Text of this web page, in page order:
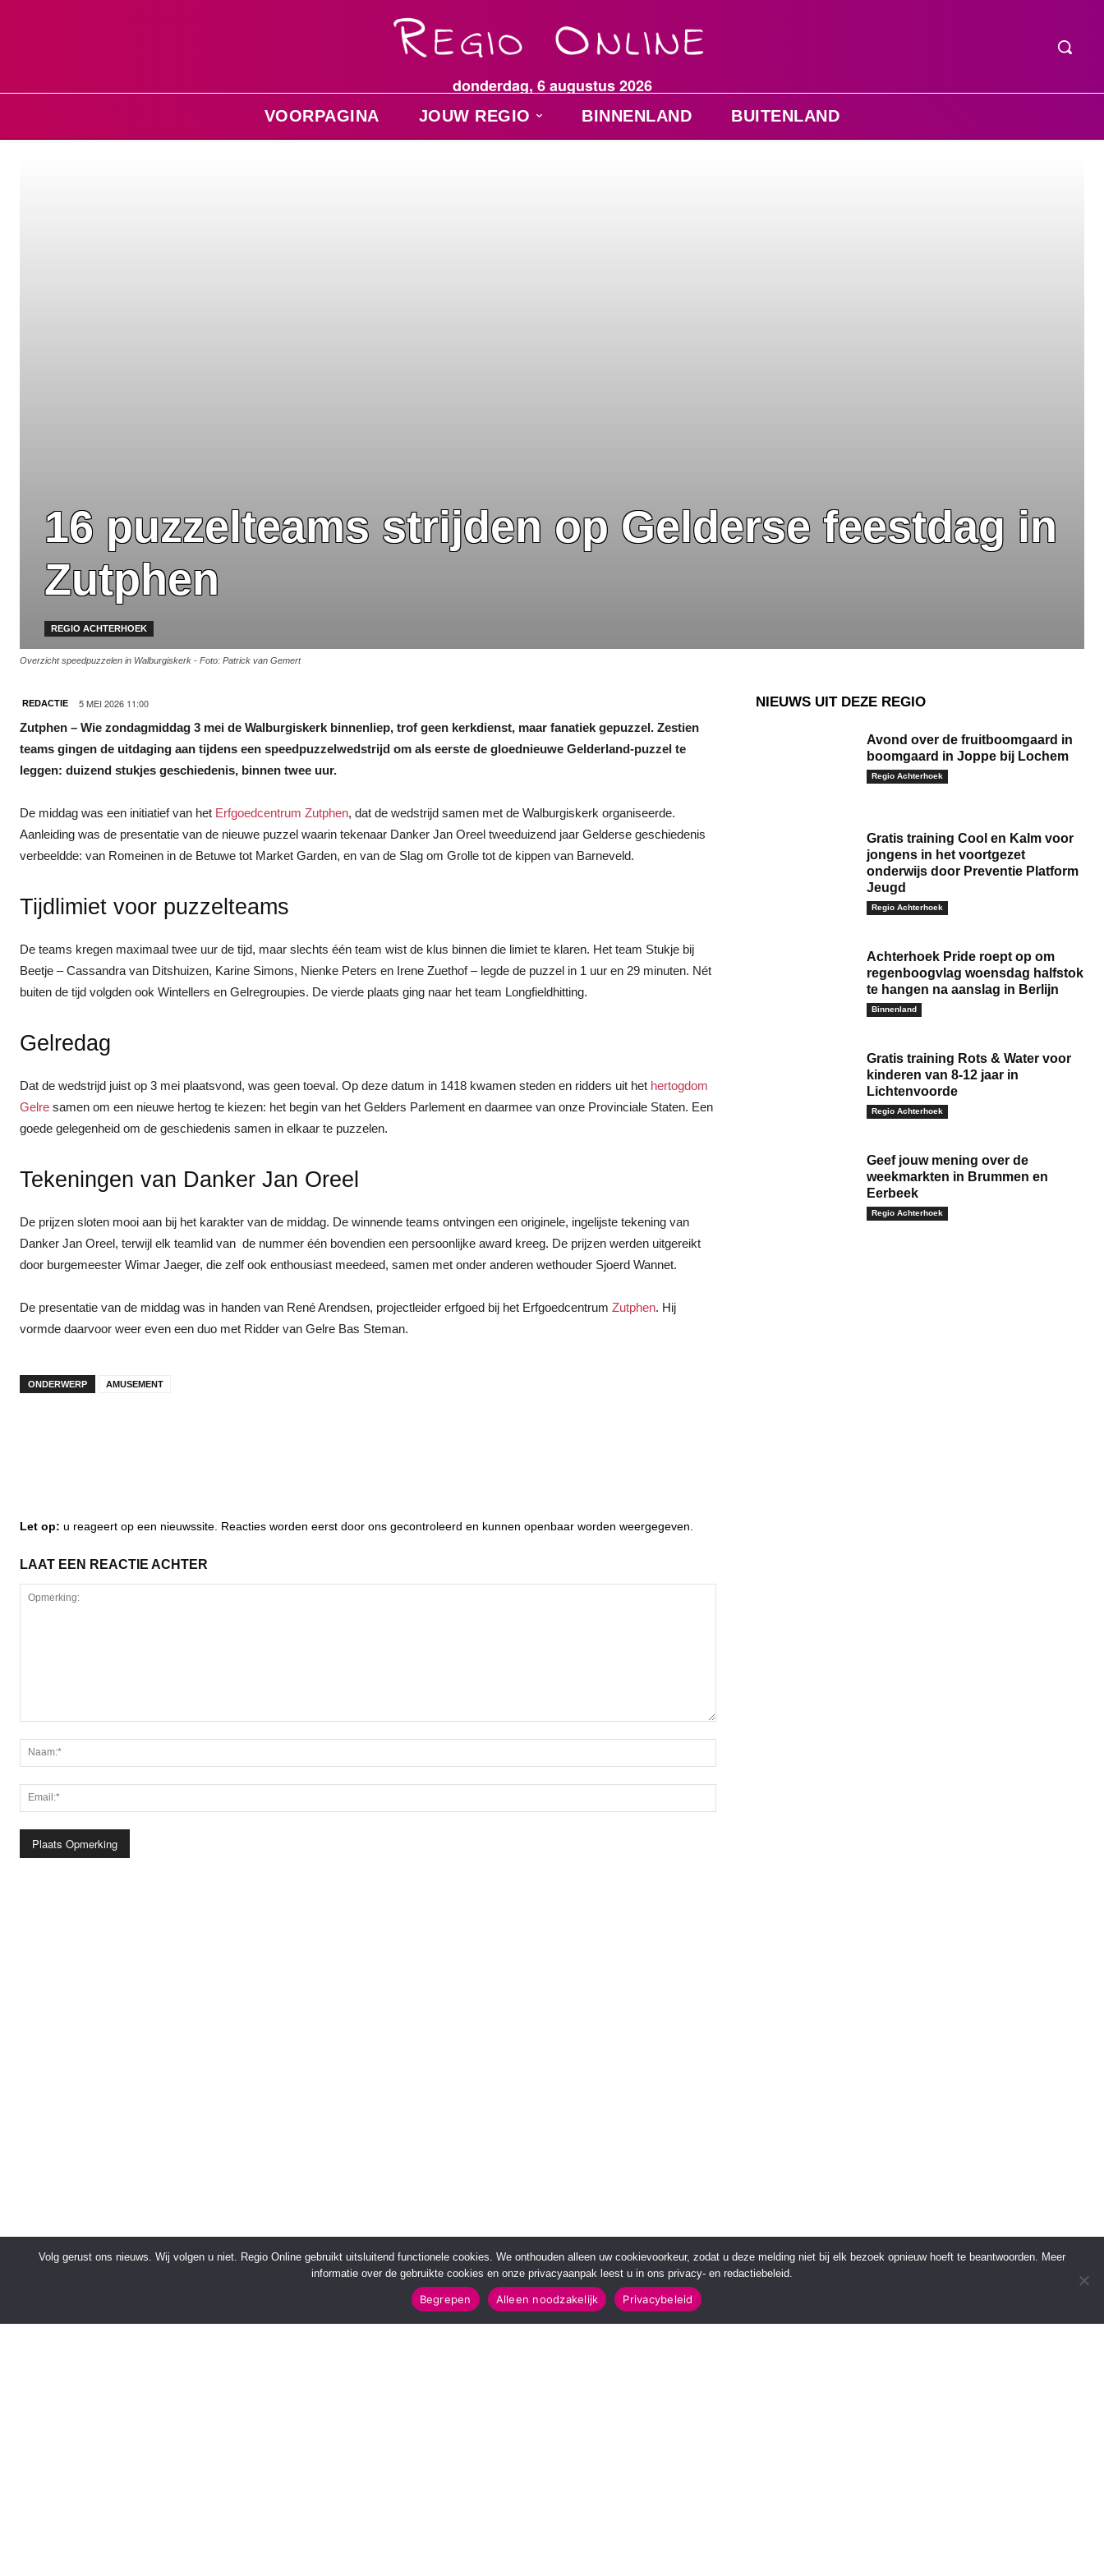
donderdag, 6 augustus 2026
VOORPAGINA JOUW REGIO BINNENLAND BUITENLAND
16 puzzelteams strijden op Gelderse feestdag in
Zutphen
REGIO ACHTERHOEK
Overzicht speedpuzzelen in Walburgiskerk - Foto: Patrick van Gemert
REDACTIE 5 MEI 2026 11:00
Zutphen – Wie zondagmiddag 3 mei de Walburgiskerk binnenliep, trof geen kerkdienst, maar fanatiek gepuzzel. Zestien
teams gingen de uitdaging aan tijdens een speedpuzzelwedstrijd om als eerste de gloednieuwe Gelderland‑puzzel te
leggen: duizend stukjes geschiedenis, binnen twee uur.
De middag was een initiatief van het Erfgoedcentrum Zutphen, dat de wedstrijd samen met de Walburgiskerk organiseerde.
Aanleiding was de presentatie van de nieuwe puzzel waarin tekenaar Danker Jan Oreel tweeduizend jaar Gelderse geschiedenis
verbeeldde: van Romeinen in de Betuwe tot Market Garden, en van de Slag om Grolle tot de kippen van Barneveld.
Tijdlimiet voor puzzelteams
De teams kregen maximaal twee uur de tijd, maar slechts één team wist de klus binnen die limiet te klaren. Het team Stukje bij
Beetje – Cassandra van Ditshuizen, Karine Simons, Nienke Peters en Irene Zuethof – legde de puzzel in 1 uur en 29 minuten. Nét
buiten de tijd volgden ook Wintellers en Gelregroupies. De vierde plaats ging naar het team Longfieldhitting.
Gelredag
Dat de wedstrijd juist op 3 mei plaatsvond, was geen toeval. Op deze datum in 1418 kwamen steden en ridders uit het hertogdom
Gelre samen om een nieuwe hertog te kiezen: het begin van het Gelders Parlement en daarmee van onze Provinciale Staten. Een
goede gelegenheid om de geschiedenis samen in elkaar te puzzelen.
Tekeningen van Danker Jan Oreel
De prijzen sloten mooi aan bij het karakter van de middag. De winnende teams ontvingen een originele, ingelijste tekening van
Danker Jan Oreel, terwijl elk teamlid van de nummer één bovendien een persoonlijke award kreeg. De prijzen werden uitgereikt
door burgemeester Wimar Jaeger, die zelf ook enthousiast meedeed, samen met onder anderen wethouder Sjoerd Wannet.
De presentatie van de middag was in handen van René Arendsen, projectleider erfgoed bij het Erfgoedcentrum Zutphen. Hij
vormde daarvoor weer even een duo met Ridder van Gelre Bas Steman.
ONDERWERP AMUSEMENT
Let op: u reageert op een nieuwssite. Reacties worden eerst door ons gecontroleerd en kunnen openbaar worden weergegeven.
LAAT EEN REACTIE ACHTER
NIEUWS UIT DEZE REGIO
Avond over de fruitboomgaard in
boomgaard in Joppe bij Lochem
Regio Achterhoek
Gratis training Cool en Kalm voor
jongens in het voortgezet
onderwijs door Preventie Platform
Jeugd
Regio Achterhoek
Achterhoek Pride roept op om
regenboogvlag woensdag halfstok
te hangen na aanslag in Berlijn
Binnenland
Gratis training Rots & Water voor
kinderen van 8-12 jaar in
Lichtenvoorde
Regio Achterhoek
Geef jouw mening over de
weekmarkten in Brummen en
Eerbeek
Regio Achterhoek
Volg gerust ons nieuws. Wij volgen u niet. Regio Online gebruikt uitsluitend functionele cookies. We onthouden alleen uw cookievoorkeur, zodat u deze melding niet bij elk bezoek opnieuw hoeft te beantwoorden. Meer
informatie over de gebruikte cookies en onze privacyaanpak leest u in ons privacy- en redactiebeleid.
Begrepen Alleen noodzakelijk Privacybeleid